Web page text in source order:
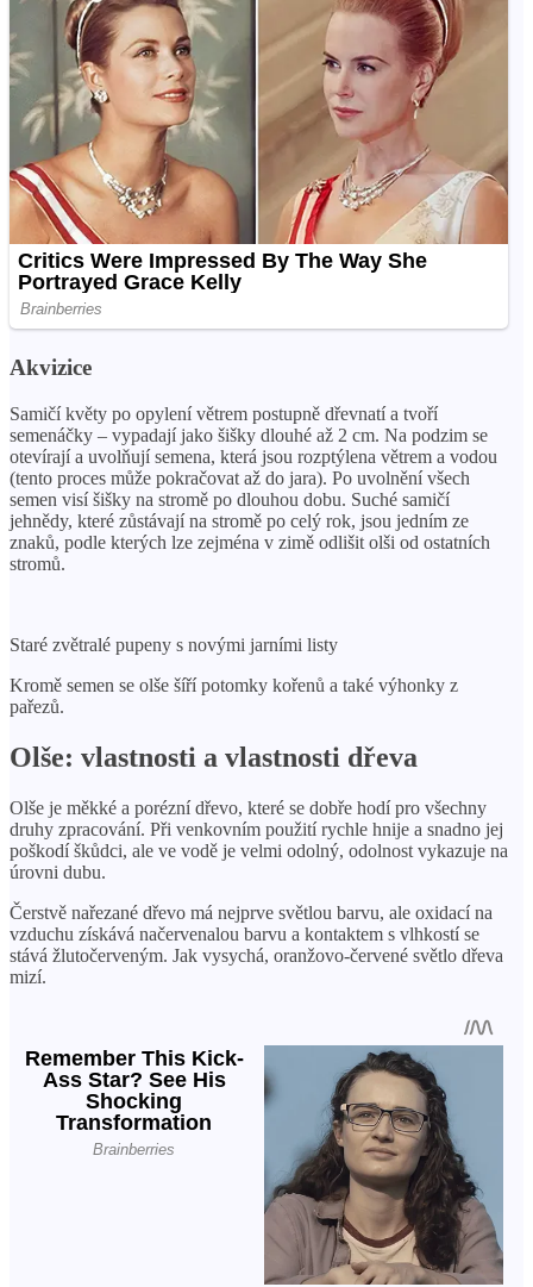
Akvizice
Samičí květy po opylení větrem postupně dřevnatí a tvoří
semenáčky – vypadají jako šišky dlouhé až 2 cm. Na podzim se
otevírají a uvolňují semena, která jsou rozptýlena větrem a vodou
(tento proces může pokračovat až do jara). Po uvolnění všech
semen visí šišky na stromě po dlouhou dobu. Suché samičí
jehnědy, které zůstávají na stromě po celý rok, jsou jedním ze
znaků, podle kterých lze zejména v zimě odlišit olši od ostatních
stromů.
Staré zvětralé pupeny s novými jarními listy
Kromě semen se olše šíří potomky kořenů a také výhonky z
pařezů.
Olše: vlastnosti a vlastnosti dřeva
Olše je měkké a porézní dřevo, které se dobře hodí pro všechny
druhy zpracování. Při venkovním použití rychle hnije a snadno jej
poškodí škůdci, ale ve vodě je velmi odolný, odolnost vykazuje na
úrovni dubu.
Čerstvě nařezané dřevo má nejprve světlou barvu, ale oxidací na
vzduchu získává načervenalou barvu a kontaktem s vlhkostí se
stává žlutočerveným. Jak vysychá, oranžovo-červené světlo dřeva
mizí.